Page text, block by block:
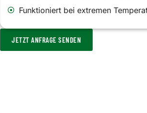
Funktioniert bei extremen
JETZT ANFRAGE SENDEN